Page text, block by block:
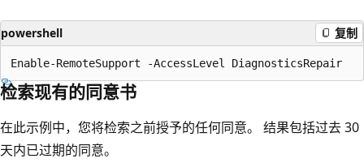
powershell 复制
检索现有的同意书
在此示例中，您将检索之前授予的任何同意。 结果包括过去 30
天内已过期的同意。